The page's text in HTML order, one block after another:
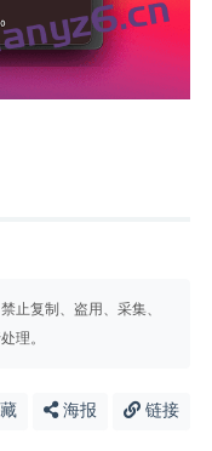
止复制、盗用、采集、
理。
海报 链接